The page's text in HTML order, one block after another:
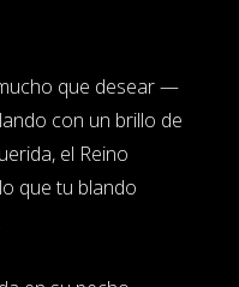
que desear —
con un brillo de
el Reino
que tu blando